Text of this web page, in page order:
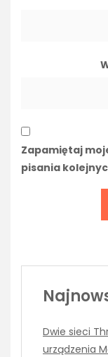
Zapamiętaj
pisania
Dwie sieci
urządzenia